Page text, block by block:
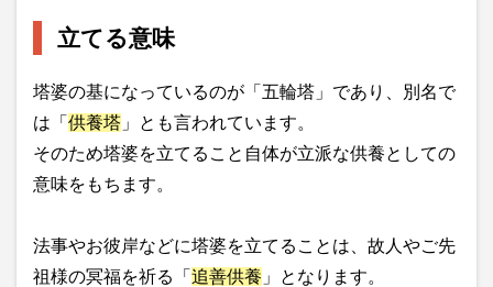
立てる意味
塔婆の基になっているのが「五輪塔」であり、別名で
は「 供養塔 」とも言われています。
そのため塔婆を立てること自体が立派な供養としての
意味をもちます。
法事やお彼岸などに塔婆を立てることは、故人やご先
祖様の冥福を祈る「 追善供養 」となります。